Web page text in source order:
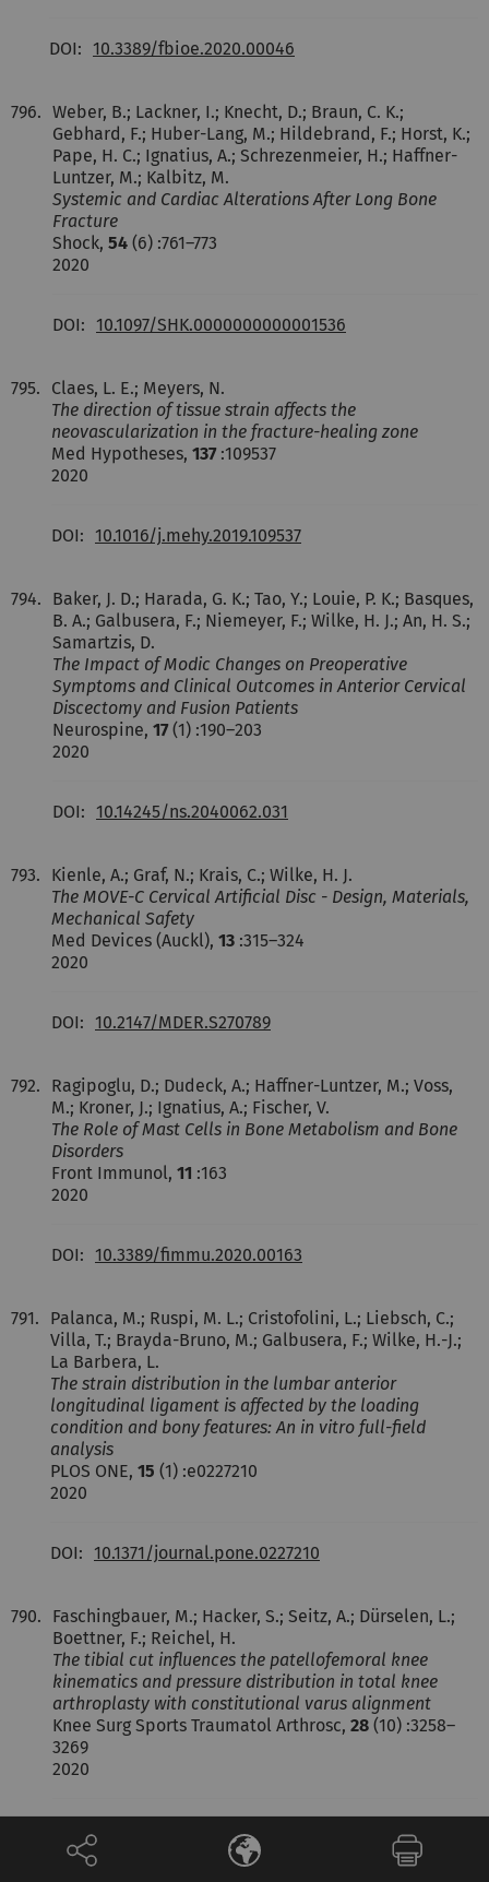
DOI: 10.3389/fbioe.2020.00046
796. Weber, B.; Lackner, I.; Knecht, D.; Braun, C. K.;
Gebhard, F.; Huber-Lang, M.; Hildebrand, F.; Horst, K.;
Pape, H. C.; Ignatius, A.; Schrezenmeier, H.; Haffner-
Luntzer, M.; Kalbitz, M.
Systemic and Cardiac Alterations After Long Bone
Fracture
Shock, 54 (6) :761–773
2020
DOI: 10.1097/SHK.0000000000001536
795.
Claes, L. E.; Meyers, N.
The direction of tissue strain affects the
neovascularization in the fracture-healing zone
Med Hypotheses, 137 :109537
2020
DOI: 10.1016/j.mehy.2019.109537
794.
Baker, J. D.; Harada, G. K.; Tao, Y.; Louie, P. K.; Basques,
B. A.; Galbusera, F.; Niemeyer, F.; Wilke, H. J.; An, H. S.;
Samartzis, D.
The Impact of Modic Changes on Preoperative
Symptoms and Clinical Outcomes in Anterior Cervical
Discectomy and Fusion Patients
Neurospine, 17 (1) :190–203
2020
DOI: 10.14245/ns.2040062.031
793.
Kienle, A.; Graf, N.; Krais, C.; Wilke, H. J.
The MOVE-C Cervical Artificial Disc - Design, Materials,
Mechanical Safety
Med Devices (Auckl), 13 :315–324
2020
DOI: 10.2147/MDER.S270789
792.
Ragipoglu, D.; Dudeck, A.; Haffner-Luntzer, M.; Voss,
M.; Kroner, J.; Ignatius, A.; Fischer, V.
The Role of Mast Cells in Bone Metabolism and Bone
Disorders
Front Immunol, 11 :163
2020
DOI: 10.3389/fimmu.2020.00163
791.
Palanca, M.; Ruspi, M. L.; Cristofolini, L.; Liebsch, C.;
Villa, T.; Brayda-Bruno, M.; Galbusera, F.; Wilke, H.-J.;
La Barbera, L.
The strain distribution in the lumbar anterior
longitudinal ligament is affected by the loading
condition and bony features: An in vitro full-field
analysis
PLOS ONE, 15 (1) :e0227210
2020
DOI: 10.1371/journal.pone.0227210
790.
Faschingbauer, M.; Hacker, S.; Seitz, A.; Dürselen, L.;
Boettner, F.; Reichel, H.
The tibial cut influences the patellofemoral knee
kinematics and pressure distribution in total knee
arthroplasty with constitutional varus alignment
Knee Surg Sports Traumatol Arthrosc, 28 (10) :3258–
3269
2020